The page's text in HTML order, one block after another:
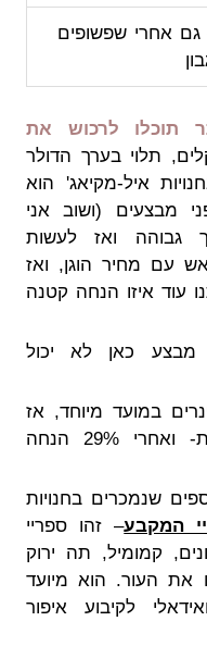
גם אחרי שפשופים
תוכלו לרכוש את
(כ-37 שקלים, תלוי בערך הדולר
איל-מקיאג' הוא
מבצעים (ושוב אני
ואז לעשות
עם מחיר הוגן, ואז
עוד איזו הנחה קטנה
כאן לא יכול
במועד מיוחד, אז
היה מבצע אמיתי ושווה באמת- ואחרי 29% הנחה
שנמכרים בחנויות
המקבע– זהו ספריי
קמומיל, תה ירוק
את העור. הוא מיועד
לקיבוע איפור